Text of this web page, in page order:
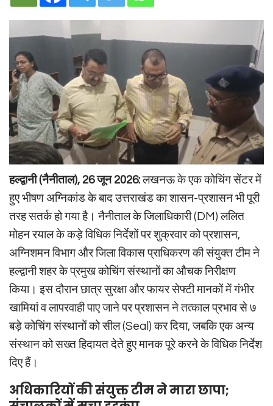
हल्द्वानी (नैनीताल), 26 जून 2026:लखनऊ के एक कोचिंग सेंटर में
हुए भीषण अग्निकांड के बाद उत्तराखंड का शासन-प्रशासन भी पूरी
तरह सतर्क हो गया है। नैनीताल के जिलाधिकारी (DM) ललित
मोहन रयाल के कड़े विधिक निर्देशों पर शुक्रवार को प्रशासन,
अग्निशमन विभाग और जिला विकास प्राधिकरण की संयुक्त टीम ने
हल्द्वानी शहर के प्रमुख कोचिंग संस्थानों का औचक निरीक्षण
किया। इस दौरान छात्र सुरक्षा और फायर सेफ्टी मानकों में गंभीर
खामियां व लापरवाही पाए जाने पर प्रशासन ने तत्काल प्रभाव से ७
बड़े कोचिंग संस्थानों को सील (Seal) कर दिया, जबकि एक अन्य
संस्थान को सख्त हिदायत देते हुए मानक पूरे करने के विधिक निर्देश
दिए हैं।
अधिकारियों की संयुक्त टीम ने मारा छापा;